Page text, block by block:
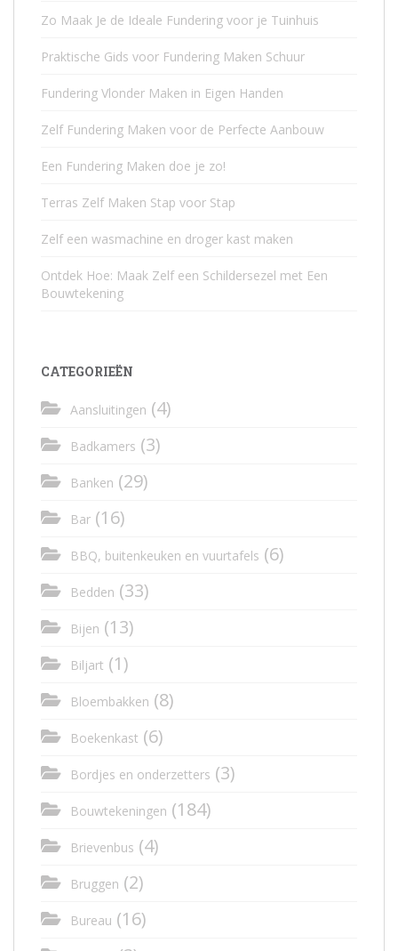
Zo Maak Je de Ideale Fundering voor je Tuinhuis
Praktische Gids voor Fundering Maken Schuur
Fundering Vlonder Maken in Eigen Handen
Zelf Fundering Maken voor de Perfecte Aanbouw
Een Fundering Maken doe je zo!
Terras Zelf Maken Stap voor Stap
Zelf een wasmachine en droger kast maken
Ontdek Hoe: Maak Zelf een Schildersezel met Een
Bouwtekening
CATEGORIEËN
Aansluitingen (4)
Badkamers (3)
Banken (29)
Bar (16)
BBQ, buitenkeuken en vuurtafels (6)
Bedden (33)
Bijen (13)
Biljart (1)
Bloembakken (8)
Boekenkast (6)
Bordjes en onderzetters (3)
Bouwtekeningen (184)
Brievenbus (4)
Bruggen (2)
Bureau (16)